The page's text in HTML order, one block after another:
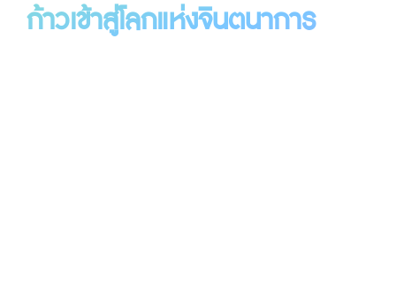
ก้าวเข้าสู่โลกแห่งจินตนาการ